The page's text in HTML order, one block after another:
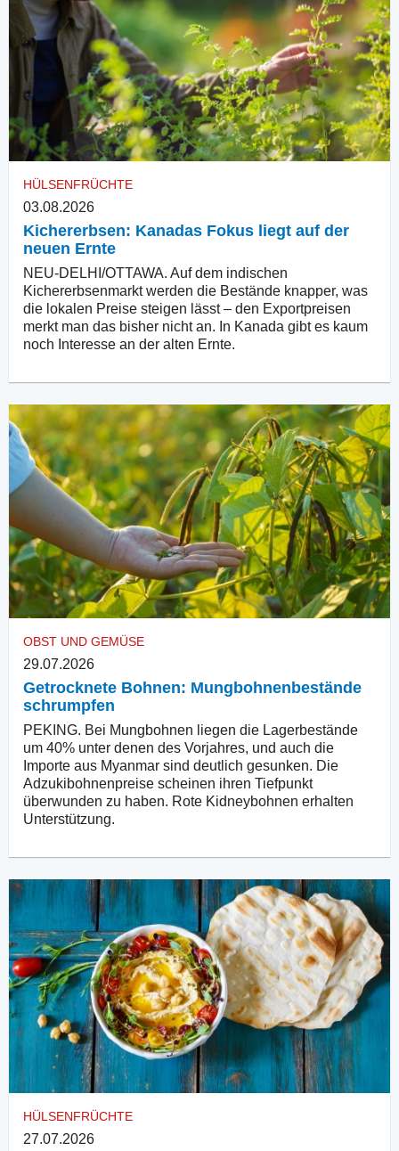
HÜLSENFRÜCHTE
03.08.2026
Kichererbsen: Kanadas Fokus liegt auf der
neuen Ernte
NEU-DELHI/OTTAWA. Auf dem indischen
Kichererbsenmarkt werden die Bestände knapper, was
die lokalen Preise steigen lässt – den Exportpreisen
merkt man das bisher nicht an. In Kanada gibt es kaum
noch Interesse an der alten Ernte.
OBST UND GEMÜSE
29.07.2026
Getrocknete Bohnen: Mungbohnenbestände
schrumpfen
PEKING. Bei Mungbohnen liegen die Lagerbestände
um 40% unter denen des Vorjahres, und auch die
Importe aus Myanmar sind deutlich gesunken. Die
Adzukibohnenpreise scheinen ihren Tiefpunkt
überwunden zu haben. Rote Kidneybohnen erhalten
Unterstützung.
HÜLSENFRÜCHTE
27.07.2026